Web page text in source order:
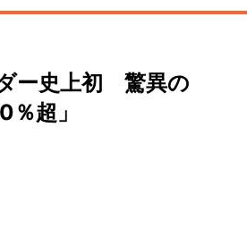
ー史上初 驚異の
％超」